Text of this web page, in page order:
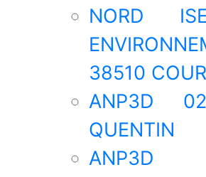
NORD
38510
ANP3D
QUENTIN
ANP3D